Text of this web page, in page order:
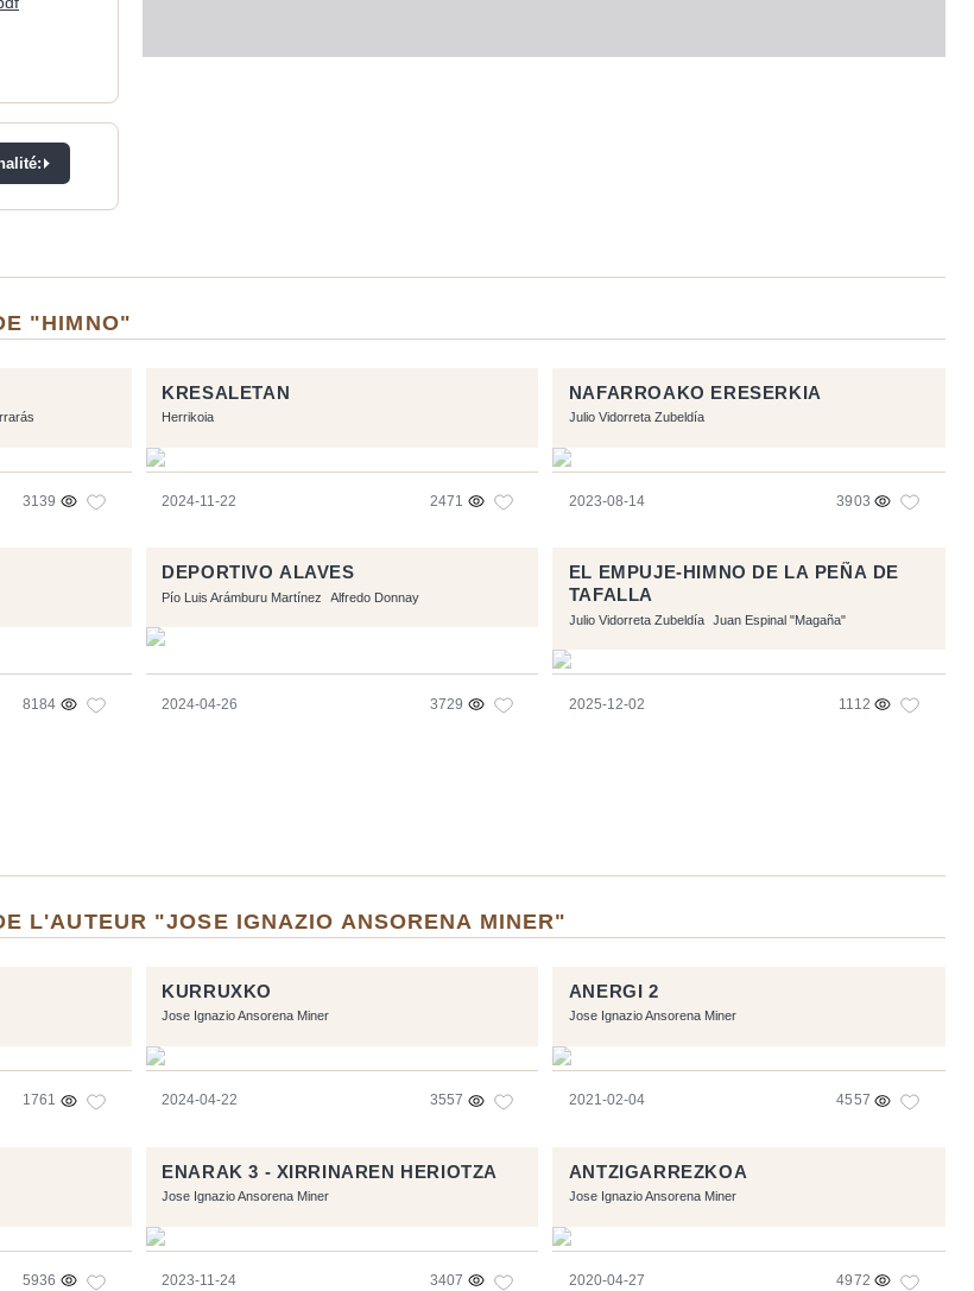
"HIMNO"
3139
KRESALETAN
Herrikoia
2024-11-22 2471
NAFARROAKO ERESERKIA
Julio Vidorreta Zubeldía
2023-08-14 3903
8184
DEPORTIVO ALAVES
Pío Luis Arámburu Martínez Alfredo Donnay
2024-04-26 3729
EL EMPUJE-HIMNO DE LA PEÑA DE
TAFALLA
Julio Vidorreta Zubeldía Juan Espinal "Magaña"
2025-12-02 1112
L'AUTEUR "JOSE IGNAZIO ANSORENA MINER"
1761
KURRUXKO
Jose Ignazio Ansorena Miner
2024-04-22 3557
ANERGI 2
Jose Ignazio Ansorena Miner
2021-02-04 4557
5936
ENARAK 3 - XIRRINAREN HERIOTZA
Jose Ignazio Ansorena Miner
2023-11-24 3407
ANTZIGARREZKOA
Jose Ignazio Ansorena Miner
2020-04-27 4972